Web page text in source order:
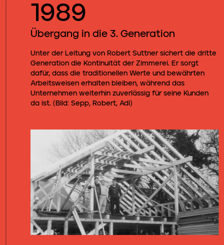
1989
Übergang in die 3. Generation
Unter der Leitung von Robert Suttner sichert die dritte
Generation die Kontinuität der Zimmerei. Er sorgt
dafür, dass die traditionellen Werte und bewährten
Arbeitsweisen erhalten bleiben, während das
Unternehmen weiterhin zuverlässig für seine Kunden
da ist. (Bild: Sepp, Robert, Adi)